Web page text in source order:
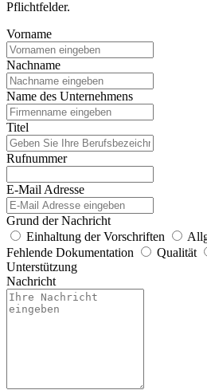
Pflichtfelder.
Vorname
Nachname
Name des Unternehmens
Titel
Rufnummer
E-Mail Adresse
Grund der Nachricht
Einhaltung der Vorschriften
Fehlende Dokumentation
Qualität
Unterstützung
Nachricht